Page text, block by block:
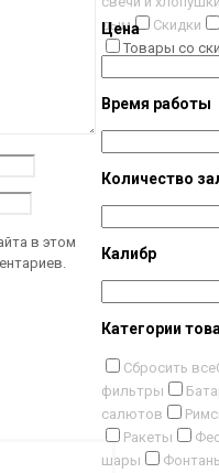
в этом
дым
Скидки
Товары со
Цена
Время работы
Количество
Калибр
Категории
Сбросить все
фильтры
салютов
Ракеты
шары